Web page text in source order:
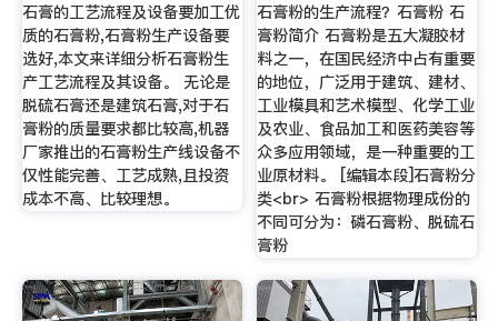
石膏的工艺流程及设备要加工优
质的石膏粉,石膏粉生产设备要
选好,本文来详细分析石膏粉生
产工艺流程及其设备。 无论是
脱硫石膏还是建筑石膏,对于石
膏粉的质量要求都比较高,机器
厂家推出的石膏粉生产线设备不
仅性能完善、工艺成熟,且投资
成本不高、比较理想。
石膏粉的生产流程？石膏粉 石
膏粉简介 石膏粉是五大凝胶材
料之一，在国民经济中占有重要
的地位，广泛用于建筑、建材、
工业模具和艺术模型、化学工业
及农业、食品加工和医药美容等
众多应用领域，是一种重要的工
业原材料。 [编辑本段]石膏粉分
类<br> 石膏粉根据物理成份的
不同可分为：磷石膏粉、脱硫石
膏粉